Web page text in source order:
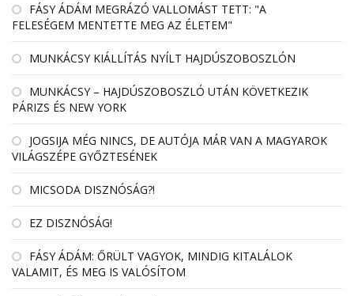
FÁSY ÁDÁM MEGRÁZÓ VALLOMÁST TETT: "A
FELESÉGEM MENTETTE MEG AZ ÉLETEM"
MUNKÁCSY KIÁLLÍTÁS NYÍLT HAJDÚSZOBOSZLÓN
MUNKÁCSY – HAJDÚSZOBOSZLÓ UTÁN KÖVETKEZIK
PÁRIZS ÉS NEW YORK
JOGSIJA MÉG NINCS, DE AUTÓJA MÁR VAN A MAGYAROK
VILÁGSZÉPE GYŐZTESÉNEK
MICSODA DISZNÓSÁG?!
EZ DISZNÓSÁG!
FÁSY ÁDÁM: ŐRÜLT VAGYOK, MINDIG KITALÁLOK
VALAMIT, ÉS MEG IS VALÓSÍTOM